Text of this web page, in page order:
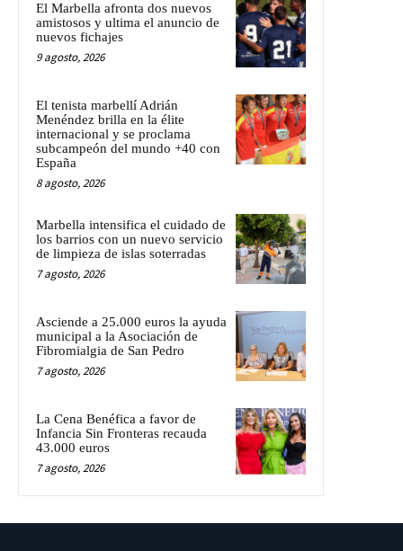
El Marbella afronta dos nuevos
amistosos y ultima el anuncio de
nuevos fichajes
9 agosto, 2026
El tenista marbellí Adrián
Menéndez brilla en la élite
internacional y se proclama
subcampeón del mundo +40 con
España
8 agosto, 2026
Marbella intensifica el cuidado de
los barrios con un nuevo servicio
de limpieza de islas soterradas
7 agosto, 2026
Asciende a 25.000 euros la ayuda
municipal a la Asociación de
Fibromialgia de San Pedro
7 agosto, 2026
La Cena Benéfica a favor de
Infancia Sin Fronteras recauda
43.000 euros
7 agosto, 2026